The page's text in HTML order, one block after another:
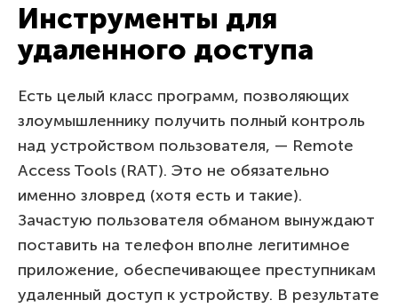
Инструменты для
удаленного доступа
Есть целый класс программ, позволяющих
злоумышленнику получить полный контроль
над устройством пользователя, — Remote
Access Tools (RAT). Это не обязательно
именно зловред (хотя есть и такие).
Зачастую пользователя обманом вынуждают
поставить на телефон вполне легитимное
приложение, обеспечивающее преступникам
удаленный доступ к устройству. В результате